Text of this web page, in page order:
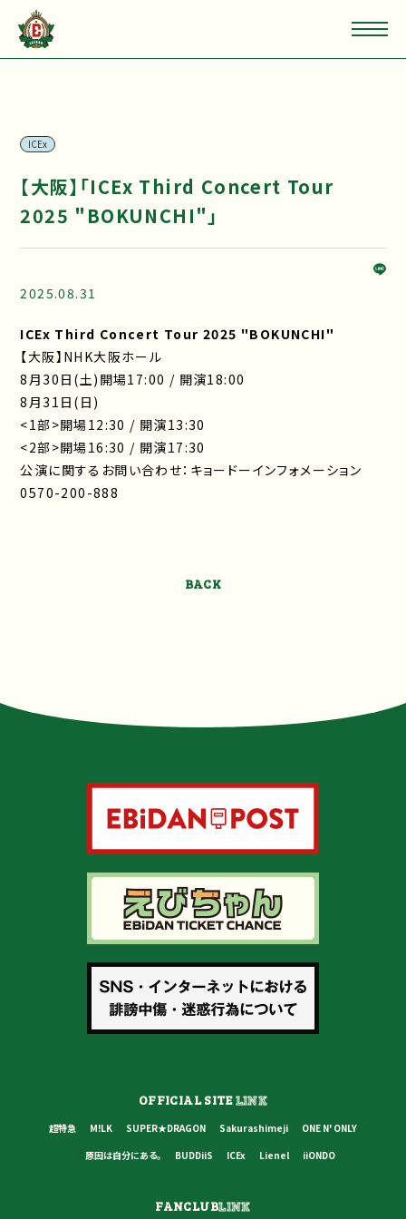
ICEx
【大阪】「ICEx Third Concert Tour
2025 "BOKUNCHI"」
2025.08.31
ICEx Third Concert Tour 2025 "BOKUNCHI"
【大阪】NHK大阪ホール
8月30日(土)開場17:00 / 開演18:00
8月31日(日)
<1部>開場12:30 / 開演13:30
<2部>開場16:30 / 開演17:30
公演に関するお問い合わせ：キョードーインフォメーション
0570-200-888
BACK
OFFICIAL SITELINK
超特急 M!LK SUPER★DRAGON Sakurashimeji
ONE N' ONLY
原因は自分にある。
BUDDiiS ICEx Lienel iiONDO
FANCLUBLINK